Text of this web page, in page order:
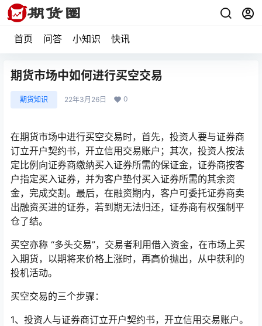
首页 问答 小知识 快讯
期货市场中如何进行买空交易
期货知识 22年3月26日 0
在期货市场中进行买空交易时，首先，投资人要与证券商
订立开户契约书，开立信用交易账户；其次，投资人按法
定比例向证券商缴纳买入证券所需的保证金，证券商按客
户指定买入证券，并为客户垫付买入证券所需的其余资
金，完成交割。最后，在融资期内，客户可委托证券商卖
出融资买进的证券，若到期无法归还，证券商有权强制平
仓了结。
买空亦称 “多头交易”，交易者利用借入资金，在市场上买
入期货，以期将来价格上涨时，再高价抛出，从中获利的
投机活动。
买空交易的三个步骤：
1、投资人与证券商订立开户契约书，开立信用交易账户。